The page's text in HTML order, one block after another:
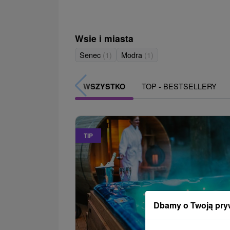
Wsie i miasta
Senec (1) Modra (1)
WSZYSTKO TOP - BESTSELLERY
TIP
od
Dbamy o Twoją